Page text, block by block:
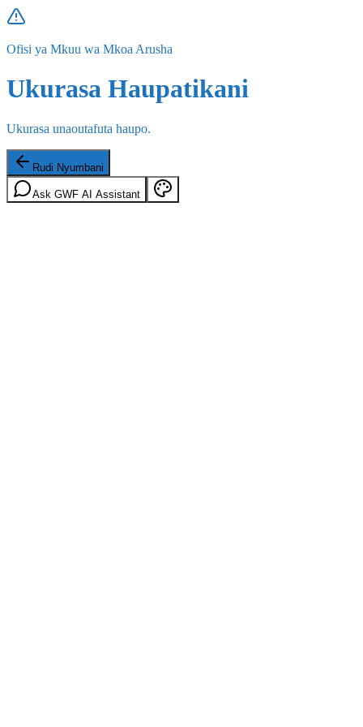
Ofisi ya Mkuu wa Mkoa Arusha
Ukurasa Haupatikani
Ukurasa unaoutafuta haupo.
Rudi Nyumbani
Ask GWF AI Assistant